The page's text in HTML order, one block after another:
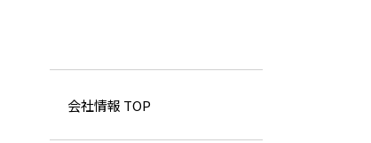
会社情報 TOP